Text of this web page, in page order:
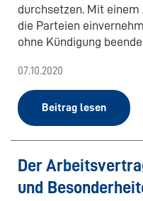
durchsetzen. Mit
die Parteien
ohne Kündigung
07.10.2020
Beitrag lesen
Der
und